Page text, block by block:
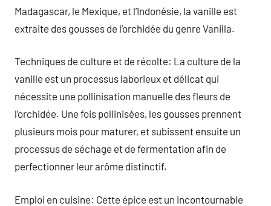
Madagascar, le Mexique, et l’Indonésie, la vanille est
extraite des gousses de l’orchidée du genre Vanilla.
Techniques de culture et de récolte: La culture de la
vanille est un processus laborieux et délicat qui
nécessite une pollinisation manuelle des fleurs de
l’orchidée. Une fois pollinisées, les gousses prennent
plusieurs mois pour maturer, et subissent ensuite un
processus de séchage et de fermentation afin de
perfectionner leur arôme distinctif.
Emploi en cuisine: Cette épice est un incontournable